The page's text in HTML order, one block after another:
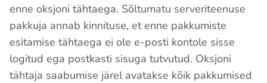
enne oksjoni tähtaega. Sõltumatu serveriteenuse
pakkuja annab kinnituse, et enne pakkumiste
esitamise tähtaega ei ole e-posti kontole sisse
logitud ega postkasti sisuga tutvutud. Oksjoni
tähtaja saabumise järel avatakse kõik pakkumised